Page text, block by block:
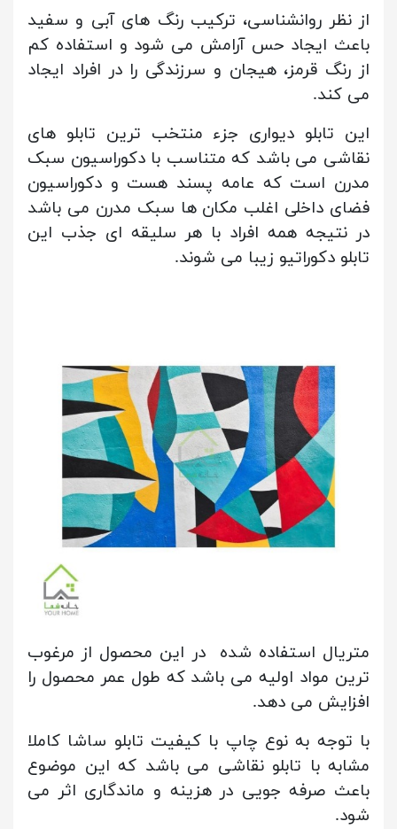
از نظر روانشناسی، ترکیب رنگ های آبی و سفید
باعث ایجاد حس آرامش می شود و استفاده کم
از رنگ قرمز، هیجان و سرزندگی را در افراد ایجاد
می کند.
این تابلو دیواری جزء منتخب ترین تابلو های
نقاشی می باشد که متناسب با دکوراسیون سبک
مدرن است که عامه پسند هست و دکوراسیون
فضای داخلی اغلب مکان ها سبک مدرن می باشد
در نتیجه همه افراد با هر سلیقه ای جذب این
تابلو دکوراتیو زیبا می شوند.
متریال استفاده شده در این محصول از مرغوب
ترین مواد اولیه می باشد که طول عمر محصول را
افزایش می دهد.
با توجه به نوع چاپ با کیفیت تابلو ساشا کاملا
مشابه با تابلو نقاشی می باشد که این موضوع
باعث صرفه جویی در هزینه و ماندگاری اثر می
شود.